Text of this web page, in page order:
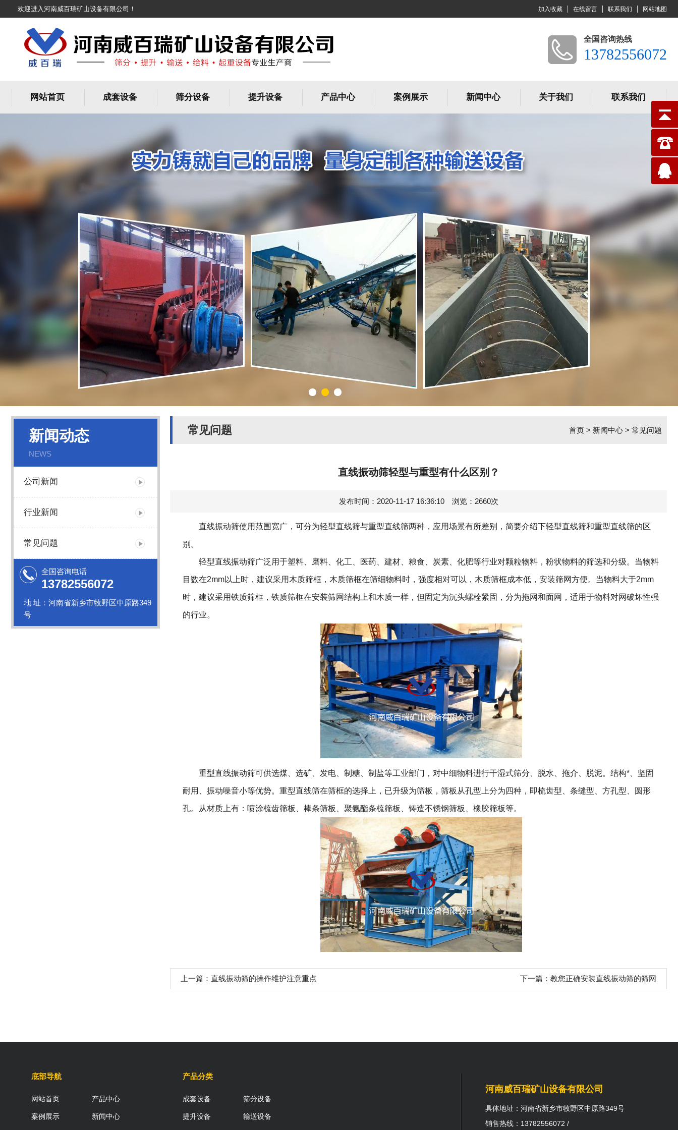
欢迎进入河南威百瑞矿山设备有限公司！ 加入收藏 在线留言 联系我们 网站地图
全国咨询热线
13782556072
网站首页 成套设备 筛分设备 提升设备 产品中心 案例展示 新闻中心 关于我们 联系我们
1 2 3
新闻动态
NEWS
公司新闻
行业新闻
常见问题
全国咨询电话
13782556072
地 址：河南省新乡市牧野区中原路349
号
首页 > 新闻中心 > 常见问题
常见问题
直线振动筛轻型与重型有什么区别？
发布时间：2020-11-17 16:36:10 浏览：2660次
直线振动筛使用范围宽广，可分为轻型直线筛与重型直线筛两种，应用场景有所差别，简要介绍下轻型直线筛和重型直线筛的区
别。
轻型直线振动筛广泛用于塑料、磨料、化工、医药、建材、粮食、炭素、化肥等行业对颗粒物料，粉状物料的筛选和分级。当物料
目数在2mm以上时，建议采用木质筛框，木质筛框在筛细物料时，强度相对可以，木质筛框成本低，安装筛网方便。当物料大于2mm
时，建议采用铁质筛框，铁质筛框在安装筛网结构上和木质一样，但固定为沉头螺栓紧固，分为拖网和面网，适用于物料对网破坏性强
的行业。
重型直线振动筛可供选煤、选矿、发电、制糖、制盐等工业部门，对中细物料进行干湿式筛分、脱水、拖介、脱泥。结构*、坚固
耐用、振动噪音小等优势。重型直线筛在筛框的选择上，已升级为筛板，筛板从孔型上分为四种，即梳齿型、条缝型、方孔型、圆形
孔。从材质上有：喷涂梳齿筛板、棒条筛板、聚氨酯条梳筛板、铸造不锈钢筛板、橡胶筛板等。
上一篇： 直线振动筛的操作维护注意重点 下一篇： 教您正确安装直线振动筛的筛网
底部导航
网站首页 产品中心
案例展示 新闻中心
产品分类
成套设备 筛分设备
提升设备 输送设备
河南威百瑞矿山设备有限公司
具体地址：河南省新乡市牧野区中原路349号
销售热线：13782556072 /